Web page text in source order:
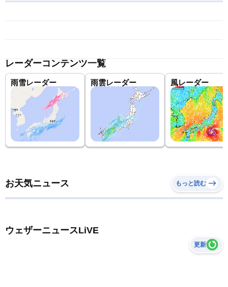
レーダーコンテンツ一覧
雨雪レーダー 雨雲レーダー 風レーダー
お天気ニュース もっと読む
ウェザーニュースLiVE
更新